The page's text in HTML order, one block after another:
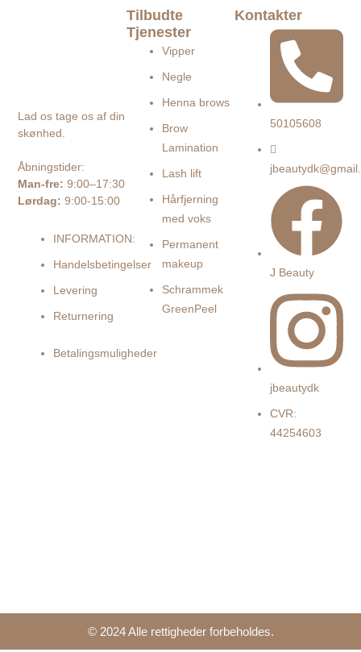
Lad os tage os af din
skønhed.
Åbningstider:
Man-fre:9:00–17:30
Lørdag: 9:00-15:00
INFORMATION:
Handelsbetingelser
Levering
Returnering
Betalingsmuligheder
Tilbudte
Tjenester
Vipper
Negle
Henna brows
Brow
Lamination
Lash lift
Hårfjerning
med voks
Permanent
makeup
Schrammek
GreenPeel
Kontakter
50105608
J Beauty
jbeautydk
CVR:
44254603
© 2024 Alle rettigheder forbeholdes.